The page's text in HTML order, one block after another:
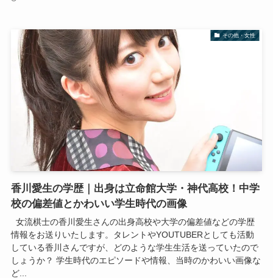
その他・女性
香川愛生の学歴｜出身は立命館大学・神代高校！中学
校の偏差値とかわいい学生時代の画像
女流棋士の香川愛生さんの出身高校や大学の偏差値などの学歴
情報をお送りいたします。タレントやYOUTUBERとしても活動
している香川さんですが、どのような学生生活を送っていたので
しょうか？ 学生時代のエピソードや情報、当時のかわいい画像な
ど...